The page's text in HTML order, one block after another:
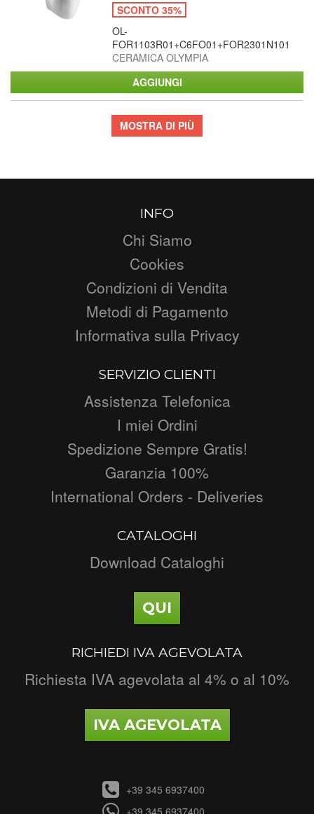
SCONTO 35%
OL-
FOR1103R01+C6FO01+FOR2301N101
CERAMICA OLYMPIA
MOSTRA DI PIÙ
INFO
Chi Siamo
Cookies
Condizioni di Vendita
Metodi di Pagamento
Informativa sulla Privacy
SERVIZIO CLIENTI
Assistenza Telefonica
I miei Ordini
Spedizione Sempre Gratis!
Garanzia 100%
International Orders - Deliveries
CATALOGHI
Download Cataloghi
QUI
RICHIEDI IVA AGEVOLATA
Richiesta IVA agevolata al 4% o al 10%
IVA AGEVOLATA
+39 345 6937400
+39 345 6937400